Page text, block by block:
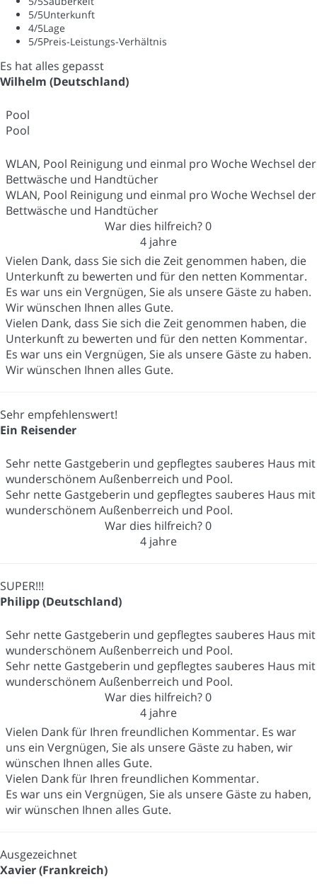
5/5Unterkunft
4/5Lage
5/5Preis-Leistungs-Verhältnis
Es hat alles gepasst
Wilhelm (Deutschland)
Pool
Pool
WLAN, Pool Reinigung und einmal pro Woche Wechsel der
Bettwäsche und Handtücher
WLAN, Pool Reinigung und einmal pro Woche Wechsel der
Bettwäsche und Handtücher
War dies hilfreich?0
4 jahre
Vielen Dank, dass Sie sich die Zeit genommen haben, die
Unterkunft zu bewerten und für den netten Kommentar.
Es war uns ein Vergnügen, Sie als unsere Gäste zu haben.
Wir wünschen Ihnen alles Gute.
Vielen Dank, dass Sie sich die Zeit genommen haben, die
Unterkunft zu bewerten und für den netten Kommentar.
Es war uns ein Vergnügen, Sie als unsere Gäste zu haben.
Wir wünschen Ihnen alles Gute.
Sehr empfehlenswert!
Ein Reisender
Sehr nette Gastgeberin und gepflegtes sauberes Haus mit
wunderschönem Außenberreich und Pool.
Sehr nette Gastgeberin und gepflegtes sauberes Haus mit
wunderschönem Außenberreich und Pool.
War dies hilfreich?0
4 jahre
SUPER!!!
Philipp (Deutschland)
Sehr nette Gastgeberin und gepflegtes sauberes Haus mit
wunderschönem Außenberreich und Pool.
Sehr nette Gastgeberin und gepflegtes sauberes Haus mit
wunderschönem Außenberreich und Pool.
War dies hilfreich?0
4 jahre
Vielen Dank für Ihren freundlichen Kommentar. Es war
uns ein Vergnügen, Sie als unsere Gäste zu haben, wir
wünschen Ihnen alles Gute.
Vielen Dank für Ihren freundlichen Kommentar.
Es war uns ein Vergnügen, Sie als unsere Gäste zu haben,
wir wünschen Ihnen alles Gute.
Ausgezeichnet
Xavier (Frankreich)